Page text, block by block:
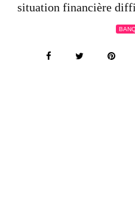
situation financière